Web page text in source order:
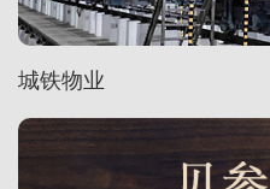
城铁物业